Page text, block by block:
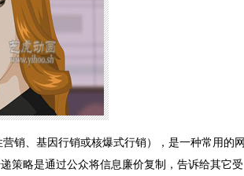
销、基因行销或核爆式行销），是一种常用的网
策略是通过公众将信息廉价复制，告诉给其它受